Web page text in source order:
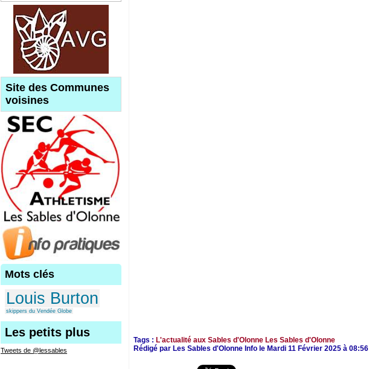
Site des Communes
voisines
Mots clés
Louis Burton
skippers du Vendée Globe
Les petits plus
Tweets de @lessables
Tags : L'actualité aux Sables d'Olonne Les Sables d'Olonne
Rédigé par Les Sables d'Olonne Info le Mardi 11 Février 2025 à 08:56